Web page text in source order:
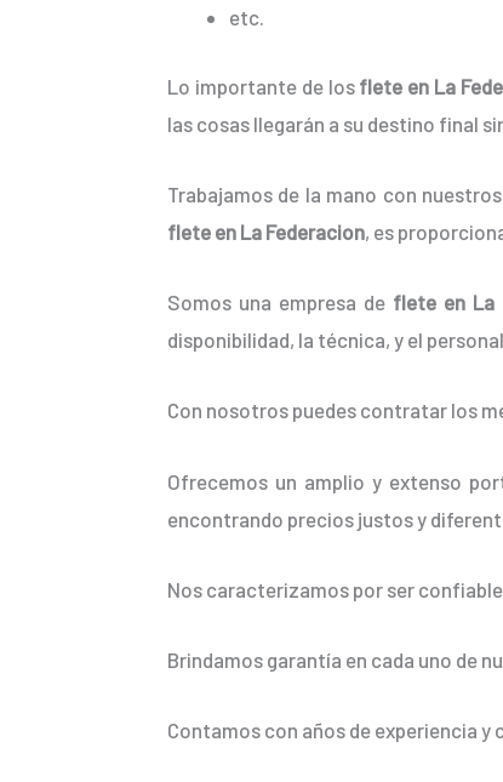
etc.
Lo importante de los flete en La
las cosas llegarán a su destino final
Trabajamos de la mano con
flete en La Federacion, es
Somos una empresa de flete en La
disponibilidad, la técnica, y el
Con nosotros puedes contratar los
Ofrecemos un amplio y extenso
encontrando precios justos y
Nos caracterizamos por ser
Brindamos garantía en cada uno de
Contamos con años de experiencia